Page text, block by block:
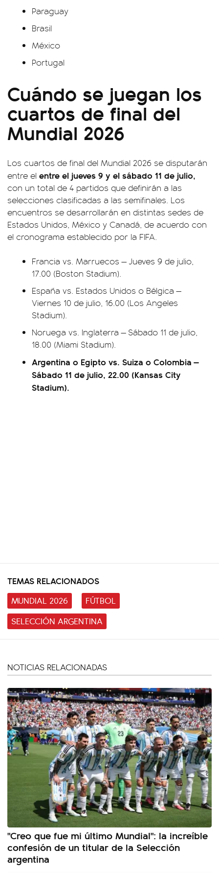
Paraguay
Brasil
México
Portugal
Cuándo se juegan los
cuartos de final del
Mundial 2026
Los cuartos de final del Mundial 2026 se disputarán
entre el entre el jueves 9 y el sábado 11 de julio,
con un total de 4 partidos que definirán a las
selecciones clasificadas a las semifinales. Los
encuentros se desarrollarán en distintas sedes de
Estados Unidos, México y Canadá, de acuerdo con
el cronograma establecido por la FIFA.
Francia vs. Marruecos — Jueves 9 de julio,
17.00 (Boston Stadium).
España vs. Estados Unidos o Bélgica —
Viernes 10 de julio, 16.00 (Los Angeles
Stadium).
Noruega vs. Inglaterra — Sábado 11 de julio,
18.00 (Miami Stadium).
Argentina o Egipto vs. Suiza o Colombia —
Sábado 11 de julio, 22.00 (Kansas City
Stadium).
TEMAS RELACIONADOS
MUNDIAL 2026
FÚTBOL
SELECCIÓN ARGENTINA
NOTICIAS RELACIONADAS
"Creo que fue mi último Mundial": la increíble
confesión de un titular de la Selección
argentina